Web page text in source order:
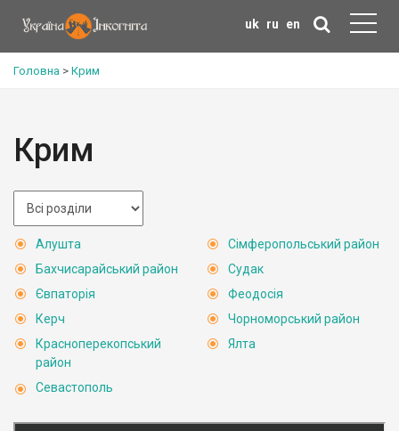
uk ru en
Головна > Крим
Крим
Алушта
Бахчисарайський район
Євпаторія
Керч
Красноперекопський
район
Севастополь
Сімферопольський район
Судак
Феодосія
Чорноморський район
Ялта